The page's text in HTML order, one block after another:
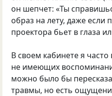
он шепчет: «Ты
образ на лету, даже если
проектора бьет в глаза
В своем кабинете я
не имеющих
можно было бы
травмы, но есть